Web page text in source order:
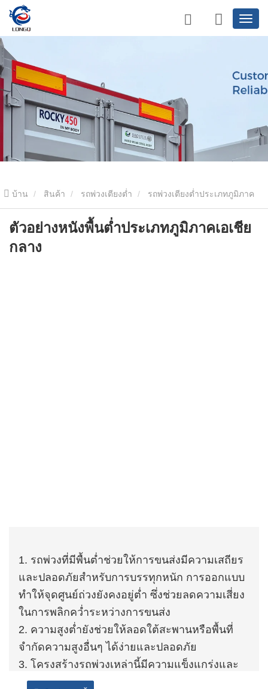
บ้าน สินค้า รถพ่วงเตียงต่ำ รถพ่วงเตียงต่ำประเภทภูมิภาค
เอเชียกลาง ตัวอย่างหนังพื้นต่ำประเภทภูมิภาคเอเชียกลาง
ตัวอย่างหนังพื้นต่ำประเภทภูมิภาคเอเชีย
กลาง
1. รถพ่วงที่มีพื้นต่ำช่วยให้การขนส่งมีความเสถียร
และปลอดภัยสำหรับการบรรทุกหนัก การออกแบบ
ทำให้จุดศูนย์ถ่วงยังคงอยู่ต่ำ ซึ่งช่วยลดความเสี่ยง
ในการพลิกคว่ำระหว่างการขนส่ง
2. ความสูงต่ำยังช่วยให้ลอดใต้สะพานหรือพื้นที่
จำกัดความสูงอื่นๆ ได้ง่ายและปลอดภัย
3. โครงสร้างรถพ่วงเหล่านี้มีความแข็งแกร่งและ
ทนทาน สามารถทนต่อสภาพถนนในเอเชียกลางที่